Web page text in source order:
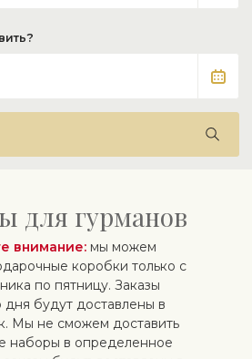
для гурманов
внимание: мы можем
коробки только с
по пятницу. Заказы
дня будут доставлены в
Мы не сможем доставить
наборы в определенное